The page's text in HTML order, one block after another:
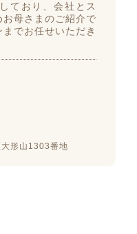
ており、会社とス
母さまのご紹介で
でお任せいただき
形山1303番地